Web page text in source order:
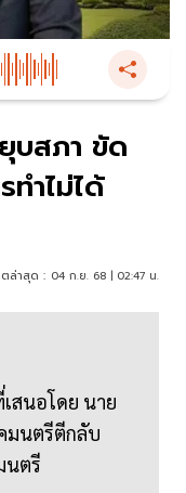
บสภา ขัด
ทำไม่ได้
ล่าสุด : 04 ก.ย. 68 | 02:47 น.
สนอโดย นาย
มนตรีตีกลับ
นตรี